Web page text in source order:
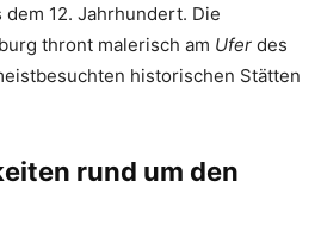
dem 12. Jahrhundert. Die
thront malerisch am Ufer des
historischen Stätten
rund um den